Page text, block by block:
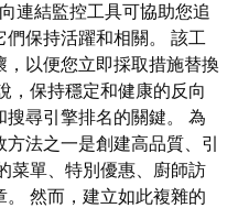
連結監控工具可協助您追
保持活躍和相關。 該工
以便您立即採取措施替換
，保持穩定和健康的反向
尋引擎排名的關鍵。 為
法之一是創建高品質、引
菜單、特別優惠、廚師訪
然而，建立如此複雜的